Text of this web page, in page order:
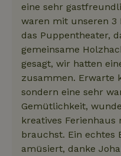
eine sehr
waren mit unseren 3
das Puppentheater,
gemeinsame
gesagt, wir hatten
zusammen. Erwarte
sondern eine sehr
Gemütlichkeit,
kreatives
brauchst. Ein echtes
amüsiert, danke